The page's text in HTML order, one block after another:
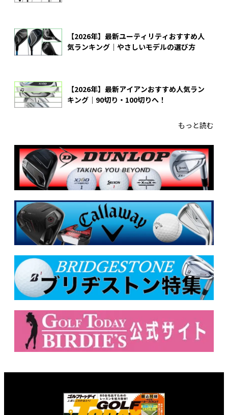
【2026年】最新ユーティリティおすすめ人
気ランキング｜やさしいモデルの選び方
【2026年】最新アイアンおすすめ人気ラン
キング｜90切り・100切りへ！
もっと読む